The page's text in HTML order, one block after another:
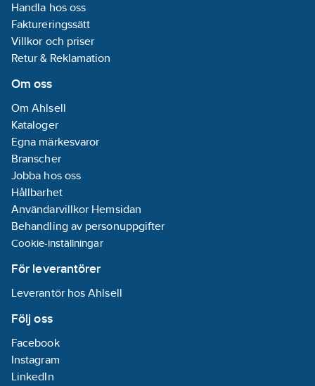
Handla hos oss
Faktureringssätt
Villkor och priser
Retur & Reklamation
Om oss
Om Ahlsell
Kataloger
Egna märkesvaror
Branscher
Jobba hos oss
Hållbarhet
Användarvillkor Hemsidan
Behandling av personuppgifter
Cookie-inställningar
För leverantörer
Leverantör hos Ahlsell
Följ oss
Facebook
Instagram
LinkedIn